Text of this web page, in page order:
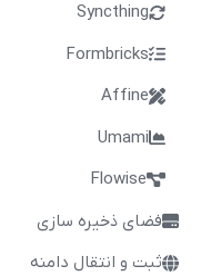
Syncthing
Formbricks
Affine
Umami
Flowise
فضای ذخیره سازی
ثبت و انتقال دامنه